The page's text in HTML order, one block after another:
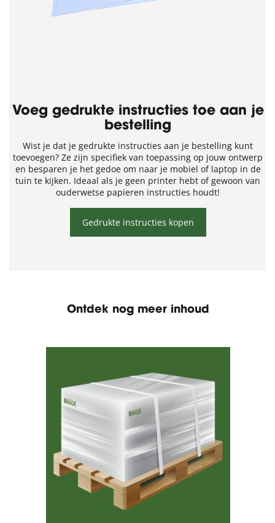
Voeg gedrukte instructies toe aan je
bestelling
Wist je dat je gedrukte instructies aan je bestelling kunt
toevoegen? Ze zijn specifiek van toepassing op jouw ontwerp
en besparen je het gedoe om naar je mobiel of laptop in de
tuin te kijken. Ideaal als je geen printer hebt of gewoon van
ouderwetse papieren instructies houdt!
Gedrukte instructies kopen
Ontdek nog meer inhoud